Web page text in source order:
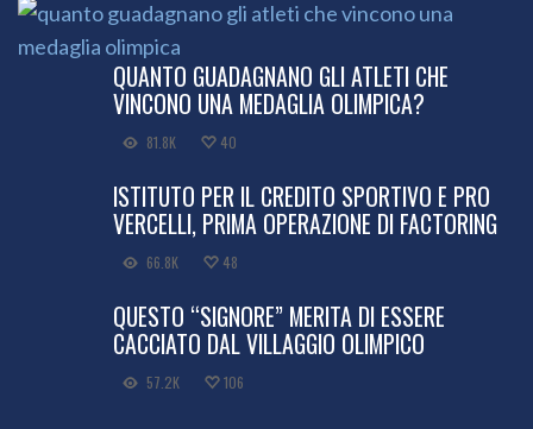
QUANTO GUADAGNANO GLI ATLETI CHE
VINCONO UNA MEDAGLIA OLIMPICA?
81.8K 40
ISTITUTO PER IL CREDITO SPORTIVO E PRO
VERCELLI, PRIMA OPERAZIONE DI FACTORING
66.8K 48
QUESTO “SIGNORE” MERITA DI ESSERE
CACCIATO DAL VILLAGGIO OLIMPICO
57.2K 106